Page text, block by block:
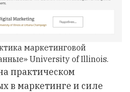
маркетинговой
University of Illinois.
практическом
в маркетинге и силе